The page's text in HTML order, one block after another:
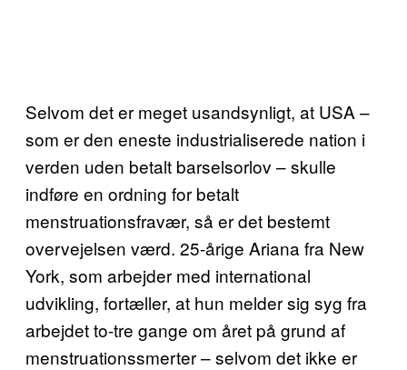
Selvom det er meget usandsynligt, at USA –
som er den eneste industrialiserede nation i
verden uden betalt barselsorlov – skulle
indføre en ordning for betalt
menstruationsfravær, så er det bestemt
overvejelsen værd. 25-årige Ariana fra New
York, som arbejder med international
udvikling, fortæller, at hun melder sig syg fra
arbejdet to-tre gange om året på grund af
menstruationssmerter – selvom det ikke er